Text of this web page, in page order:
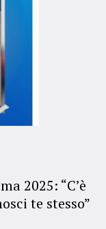
2025: “C’è
te stesso”